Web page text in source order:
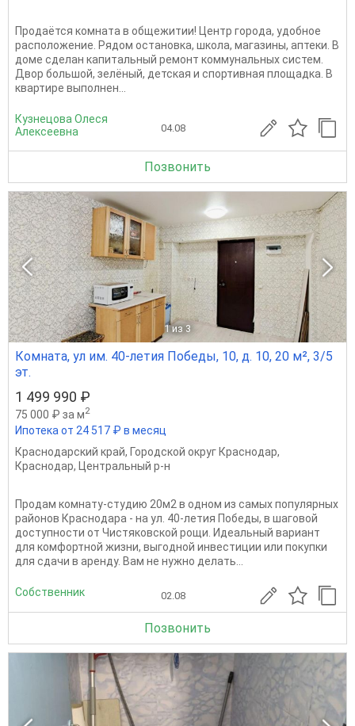
Продаётся комната в общежитии! Центр города, удобное
расположение. Рядом остановка, школа, магазины, аптеки. В
доме сделан капитальный ремонт коммунальных систем.
Двор большой, зелёный, детская и спортивная площадка. В
квартире выполнен...
Кузнецова Олеся
Алексеевна
04.08
Позвонить
1 из 3
Комната, ул им. 40-летия Победы, 10, д. 10, 20 м², 3/5
эт.
1 499 990 ₽
75 000 ₽ за м2
Ипотека от 24 517 ₽ в месяц
Краснодарский край, Городской округ Краснодар,
Краснодар, Центральный р-н
Продам комнату-студию 20м2 в одном из самых популярных
районов Краснодара - на ул. 40-летия Победы, в шаговой
доступности от Чистяковской рощи. Идеальный вариант
для комфортной жизни, выгодной инвестиции или покупки
для сдачи в аренду. Вам не нужно делать...
Собственник 02.08
Позвонить